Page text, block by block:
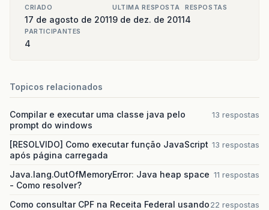
CRIADO
17 de agosto de 2011
ULTIMA RESPOSTA
9 de dez. de 2011
RESPOSTAS
4
PARTICIPANTES
4
Topicos relacionados
Compilar e executar uma classe java pelo
prompt do windows
13 respostas
[RESOLVIDO] Como executar função JavaScript
após página carregada
13 respostas
Java.lang.OutOfMemoryError: Java heap space
- Como resolver?
11 respostas
Como consultar CPF na Receita Federal usando22 respostas